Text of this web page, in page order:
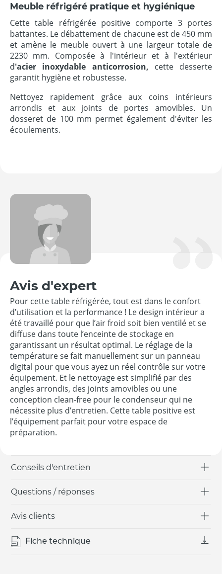
Conseils d'entretien
Questions / réponses
Avis clients
Fiche technique
Meuble réfrigéré pratique et hygiénique
Cette table réfrigérée positive comporte 3 portes
battantes. Le débattement de chacune est de 450 mm
et amène le meuble ouvert à une largeur totale de
2230 mm. Composée à l'intérieur et à l'extérieur
d'acier inoxydable anticorrosion, cette desserte
garantit hygiène et robustesse.
Nettoyez rapidement grâce aux coins intérieurs
arrondis et aux joints de portes amovibles. Un
dosseret de 100 mm permet également d'éviter les
écoulements.
Avis d'expert
Pour cette table réfrigérée, tout est dans le confort
d’utilisation et la performance ! Le design intérieur a
été travaillé pour que l’air froid soit bien ventilé et se
diffuse dans toute l’enceinte de stockage en
garantissant un résultat optimal. Le réglage de la
température se fait manuellement sur un panneau
digital pour que vous ayez un réel contrôle sur votre
équipement. Et le nettoyage est simplifié par des
angles arrondis, des joints amovibles ou une
conception clean-free pour le condenseur qui ne
nécessite plus d’entretien. Cette table positive est
l’équipement parfait pour votre espace de
préparation.